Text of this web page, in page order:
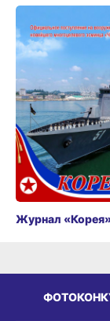
Журнал